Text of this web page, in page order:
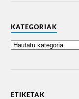
KATEGORIAK
ETIKETAK